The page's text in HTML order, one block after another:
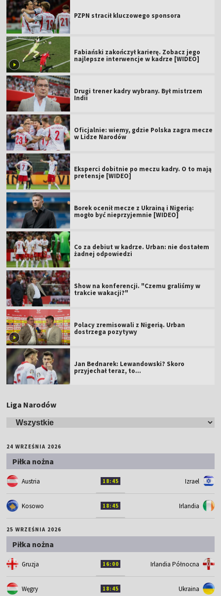
PZPN stracił kluczowego sponsora
Fabiański zakończył karierę. Zobacz jego
najlepsze interwencje w kadrze [WIDEO]
Drugi trener kadry wybrany. Był mistrzem
Indii
Oficjalnie: wiemy, gdzie Polska zagra mecze
w Lidze Narodów
Eksperci dobitnie po meczu kadry. O to mają
pretensje [WIDEO]
Borek ocenił mecze z Ukrainą i Nigerią:
mogło być nieprzyjemnie [WIDEO]
Co za debiut w kadrze. Urban: nie dostałem
żadnej odpowiedzi
Show na konferencji. "Czemu graliśmy w
trakcie wakacji?"
Polacy zremisowali z Nigerią. Urban
dostrzega pozytywy
Jan Bednarek: Lewandowski? Skoro
przyjechał teraz, to…
Liga Narodów
24 WRZEŚNIA 2026
Piłka nożna
Austria 18:45 Izrael
Kosowo 18:45 Irlandia
25 WRZEŚNIA 2026
Piłka nożna
Gruzja 16:00 Irlandia Północna
Węgry 18:45 Ukraina